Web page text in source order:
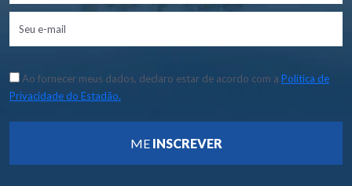
Ao fornecer meus dados, declaro estar de acordo com a Política de
Privacidade do Estadão.
ME INSCREVER